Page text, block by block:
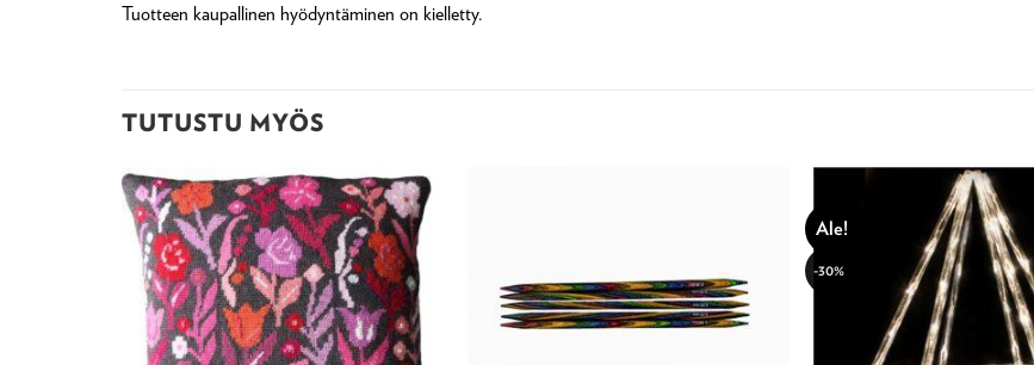
Tuotteen kaupallinen hyödyntäminen on kielletty.
TUTUSTU MYÖS
Ale!
-30%